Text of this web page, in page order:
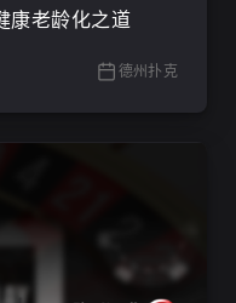
老龄化之道
德州扑克